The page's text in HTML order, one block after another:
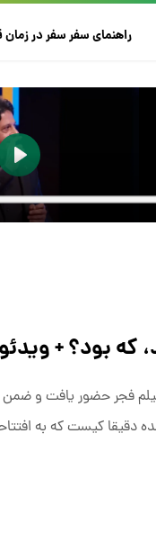
راهنمای سفرسفر در زمان
که بود؟ + ویدئو
فجر حضور یافت و ضمن
دقیقا کیست که به